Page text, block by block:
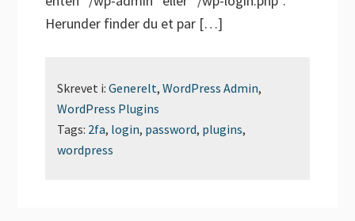
Herunder finder du et par […]
Skrevet i:Generelt,WordPress Admin,
WordPress Plugins
Tags: 2fa, login, password, plugins,
wordpress